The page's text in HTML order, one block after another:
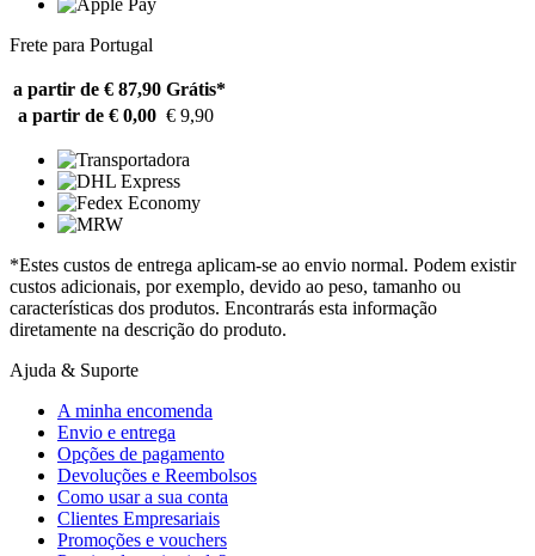
Frete para Portugal
a partir de € 87,90 Grátis*
a partir de € 0,00 € 9,90
*Estes custos de entrega aplicam-se ao envio normal. Podem existir
custos adicionais, por exemplo, devido ao peso, tamanho ou
características dos produtos. Encontrarás esta informação
diretamente na descrição do produto.
Ajuda & Suporte
A minha encomenda
Envio e entrega
Opções de pagamento
Devoluções e Reembolsos
Como usar a sua conta
Clientes Empresariais
Promoções e vouchers